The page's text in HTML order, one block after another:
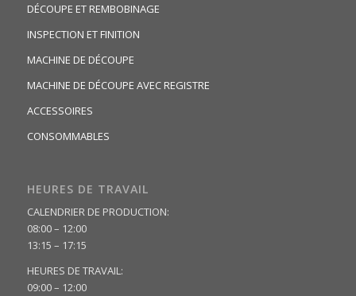
DÉCOUPE ET REMBOBINAGE
INSPECTION ET FINITION
MACHINE DE DÉCOUPE
MACHINE DE DÉCOUPE AVEC REGISTRE
ACCESSOIRES
CONSOMMABLES
HEURES DE TRAVAIL
CALENDRIER DE PRODUCTION:
08:00 – 12:00
13:15 – 17:15
HEURES DE TRAVAIL:
09:00 – 12:00